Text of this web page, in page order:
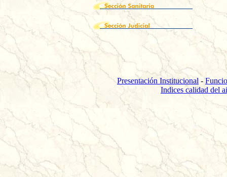
Presentación Institucional -
Indices calidad del